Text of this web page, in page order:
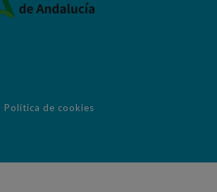
Política de cookies